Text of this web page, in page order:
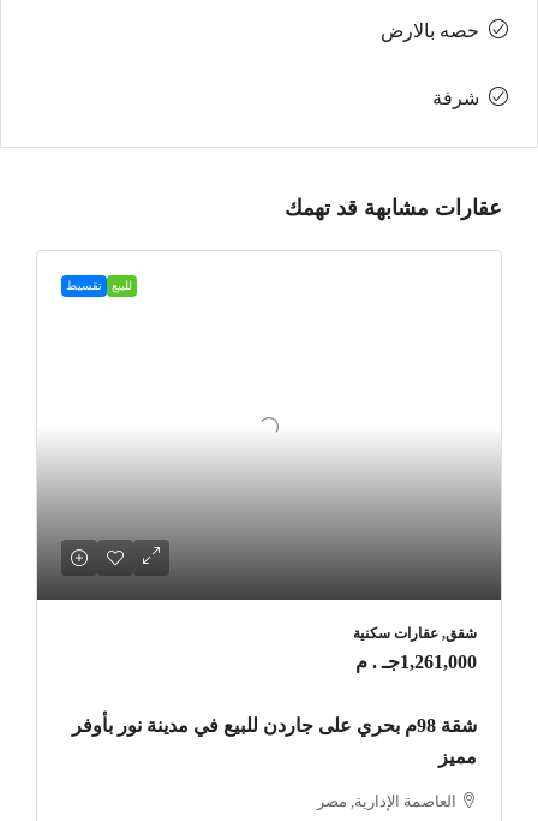
حصه بالارض
شرفة
عقارات مشابهة قد تهمك
للبيع تقسيط
شقق, عقارات سكنية
1,261,000جـ . م
شقة 98م بحري على جاردن للبيع في مدينة نور بأوفر
مميز
العاصمة الإدارية, مصر